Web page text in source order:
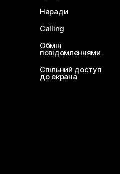
Наради
Calling
Обмін
повідомленнями
Спільний доступ
до екрана